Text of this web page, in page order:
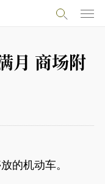
月 商场附
的机动车。